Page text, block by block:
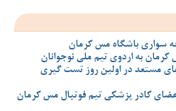
سواری باشگاه مس کرمان
به اردوی تیم ملی نوجوانان
مستعد در اولین روز تست گیری
کادر پزشکی تیم فوتبال مس کرمان